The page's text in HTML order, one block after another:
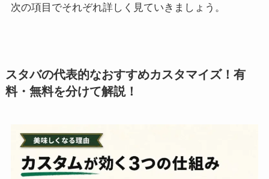
次の項目でそれぞれ詳しく見ていきましょう。
スタバの代表的なおすすめカスタマイズ！有
料・無料を分けて解説！